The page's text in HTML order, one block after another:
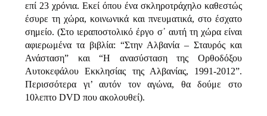
επί 23 χρόνια. Εκεί όπου ένα σκληροτράχηλο καθεστώς
έσυρε τη χώρα, κοινωνικά και πνευματικά, στο έσχατο
σημείο. (Στο ιεραποστολικό έργο σ᾽ αυτή τη χώρα είναι
αφιερωμένα τα βιβλία: “Στην Αλβανία – Σταυρός και
Ανάσταση” και “Η ανασύσταση της Ορθοδόξου
Αυτοκεφάλου Εκκλησίας της Αλβανίας, 1991-2012”.
Περισσότερα γι’ αυτόν τον αγώνα, θα δούμε στο
10λεπτο DVD που ακολουθεί).